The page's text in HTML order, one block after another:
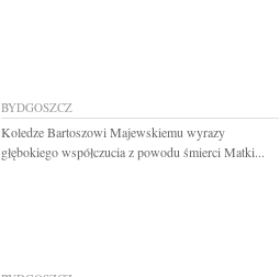
BYDGOSZCZ
Koledze Bartoszowi Majewskiemu wyrazy
głębokiego współczucia z powodu śmierci Matki...